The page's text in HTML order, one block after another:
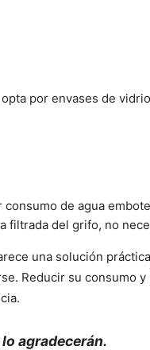
por envases de
de agua
filtrada del grifo, no
una solución
Reducir su consumo
agradecerán.